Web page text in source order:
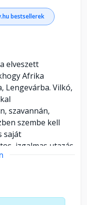
bestsellerek
elveszett
Afrika
Lengevárba. Vilkó,
szavannán,
szembe kell
saját
izgalmas utazás
villantja fel: tarka
Vilkó hazatér a